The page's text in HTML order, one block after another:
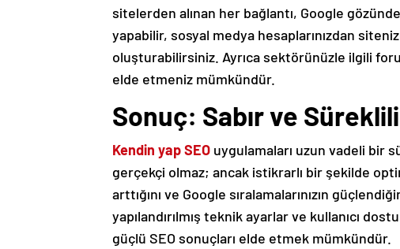
sitelerden alınan her bağlantı, Google
yapabilir, sosyal medya hesaplarınızdan
oluşturabilirsiniz. Ayrıca sektörünüzle ilgili
elde etmeniz mümkündür.
Sonuç: Sabır ve
Kendin yap SEO uygulamaları uzun vadeli bir
gerçekçi olmaz; ancak istikrarlı bir şekilde
arttığını ve Google sıralamalarınızın
yapılandırılmış teknik ayarlar ve kullanıcı
güçlü SEO sonuçları elde etmek mümkündür.